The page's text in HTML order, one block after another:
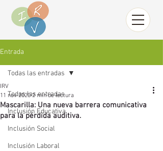
Entrada
Todas las entradas
Inclusión Educativa
Inclusión Social
Inclusión Laboral
Todas las entradas
Mascarilla: Una nueva barrera comunicativa
para la pérdida auditiva.
IRV
11 nov 2020 2 min de lectura